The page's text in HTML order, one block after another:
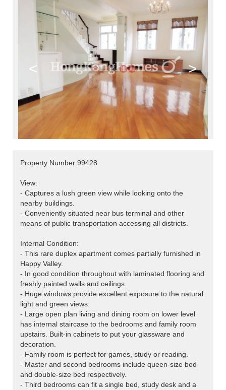
< >
Property Number:99428
View:
- Captures a lush green view while looking onto the
nearby buildings.
- Conveniently situated near bus terminal and other
means of public transportation accessing all districts.
Internal Condition:
- This rare duplex apartment comes partially furnished in
Happy Valley.
- In good condition throughout with laminated flooring and
freshly painted walls and ceilings.
- Huge windows provide excellent exposure to the natural
light and green views.
- Large open plan living and dining room on lower level
has internal staircase to the bedrooms and family room
upstairs. Built-in cabinets to put your glassware and
decoration.
- Family room is perfect for games, study or reading.
- Master and second bedrooms include queen-size bed
and double-size bed respectively.
- Third bedrooms can fit a single bed, study desk and a